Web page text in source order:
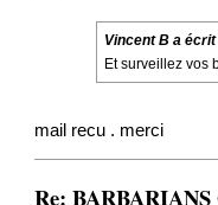
Vincent Ba écrit
Et surveillez vos
mail recu . merci
Re: